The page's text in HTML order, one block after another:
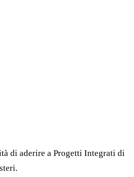
di aderire a Progetti Integrati di